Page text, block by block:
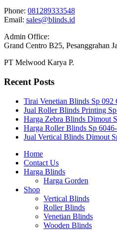
Phone: 081289333548
Email: sales@blinds.id
Admin Office:
Grand Centro B25, Pesanggrahan
PT Melwood Karya P.
Recent Posts
Tirai Venetian Blinds Sp 092
Jual Roller Blinds Printing
Harga Zebra Blinds Dimout
Harga Roller Blinds Sp
Jual Vertical Blinds Dimout
Home
Contact Us
Harga Blinds
Harga Gorden
Shop
Vertical Blinds
Roller Blinds
Venetian Blinds
Wooden Blinds